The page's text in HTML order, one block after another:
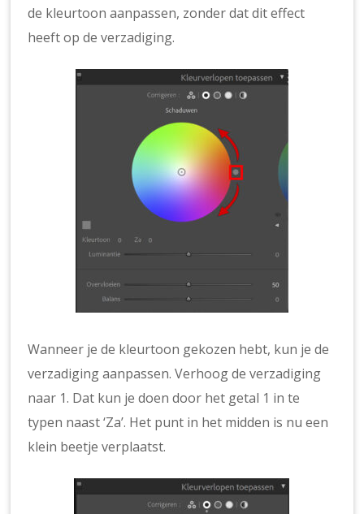
de kleurtoon aanpassen, zonder dat dit effect
heeft op de verzadiging.
Wanneer je de kleurtoon gekozen hebt, kun je de
verzadiging aanpassen. Verhoog de verzadiging
naar 1. Dat kun je doen door het getal 1 in te
typen naast ‘Za’. Het punt in het midden is nu een
klein beetje verplaatst.